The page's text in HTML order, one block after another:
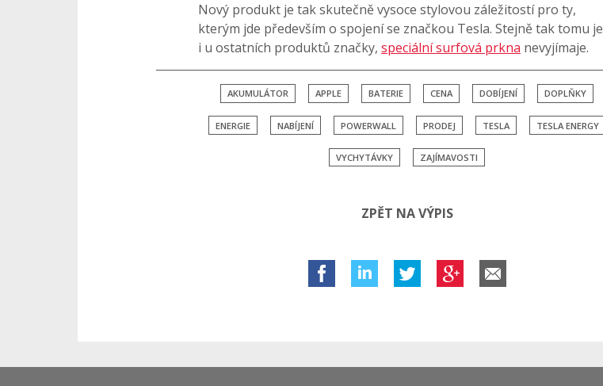
Nový produkt je tak skutečně vysoce stylovou záležitostí pro ty,
kterým jde především o spojení se značkou Tesla. Stejně tak tomu je
i u ostatních produktů značky, speciální surfová prkna nevyjímaje.
AKUMULÁTOR APPLE BATERIE CENA DOBÍJENÍ DOPLŇKY
ENERGIE NABÍJENÍ POWERWALL PRODEJ TESLA TESLA ENERGY
VYCHYTÁVKY ZAJÍMAVOSTI
ZPĚT NA VÝPIS